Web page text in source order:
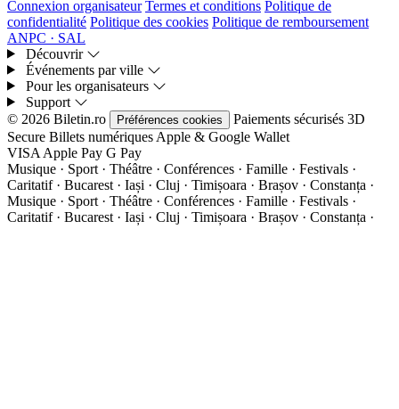
Connexion organisateur Termes et conditions Politique de
confidentialité Politique des cookies Politique de remboursement
ANPC · SAL
Découvrir
Événements par ville
Pour les organisateurs
Support
© 2026 Biletin.ro
Préférences cookies Paiements sécurisés 3D
Secure Billets numériques Apple & Google Wallet
VISA Apple Pay G Pay
Musique · Sport · Théâtre · Conférences · Famille · Festivals ·
Caritatif · Bucarest · Iași · Cluj · Timișoara · Brașov · Constanța ·
Musique · Sport · Théâtre · Conférences · Famille · Festivals ·
Caritatif · Bucarest · Iași · Cluj · Timișoara · Brașov · Constanța ·